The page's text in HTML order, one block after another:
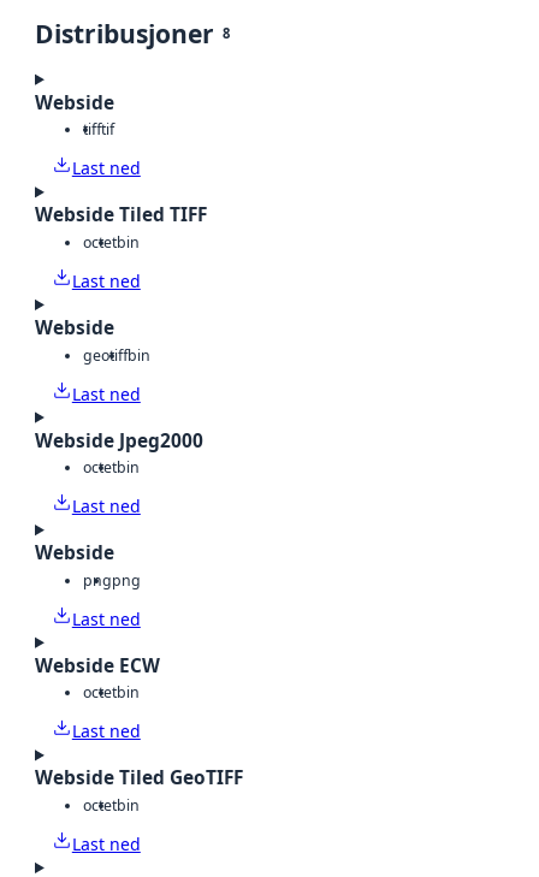
Distribusjoner 8
Webside
tifftif
Last ned
Webside Tiled TIFF
octetbin
Last ned
Webside
geotiffbin
Last ned
Webside Jpeg2000
octetbin
Last ned
Webside
pngpng
Last ned
Webside ECW
octetbin
Last ned
Webside Tiled GeoTIFF
octetbin
Last ned